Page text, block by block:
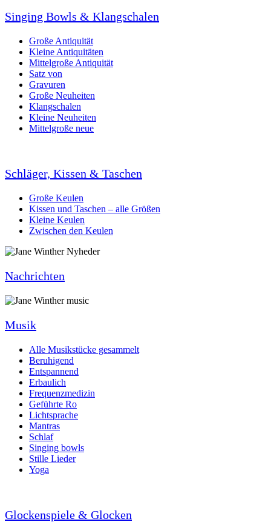
Singing Bowls & Klangschalen
Große Antiquität
Kleine Antiquitäten
Mittelgroße Antiquität
Satz von
Gravuren
Große Neuheiten
Klangschalen
Kleine Neuheiten
Mittelgroße neue
Schläger, Kissen & Taschen
Große Keulen
Kissen und Taschen – alle Größen
Kleine Keulen
Zwischen den Keulen
Nachrichten
Musik
Alle Musikstücke gesammelt
Beruhigend
Entspannend
Erbaulich
Frequenzmedizin
Geführte Ro
Lichtsprache
Mantras
Schlaf
Singing bowls
Stille Lieder
Yoga
Glockenspiele & Glocken